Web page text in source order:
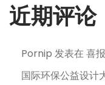
近期评论
Pornip 发表在喜
国际环保公益设计